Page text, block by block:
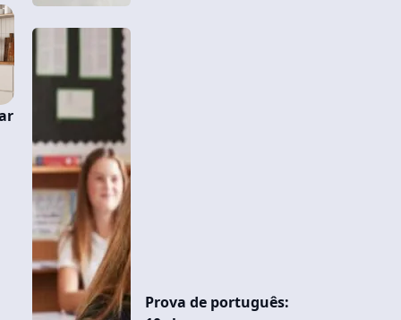
Prova de português: